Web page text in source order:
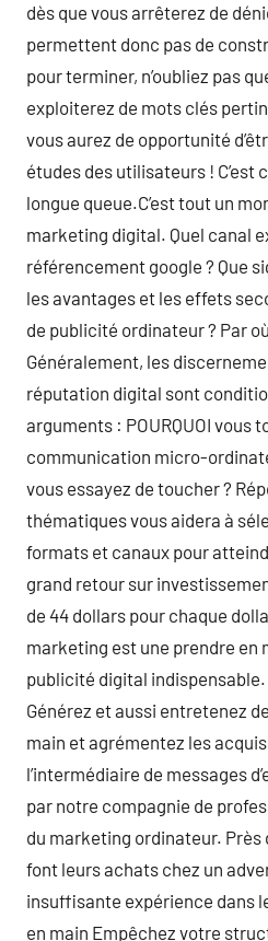
dès que vous arrêterez de
permettent donc pas de
pour terminer, n’oubliez pas
exploiterez de mots clés
vous aurez de opportunité
études des utilisateurs ! C’est
longue queue.C’est tout un
marketing digital. Quel canal
référencement google ? Que
les avantages et les effets
de publicité ordinateur ? Par
Généralement, les
réputation digital sont
arguments : POURQUOI vous
communication micro-
vous essayez de toucher ?
thématiques vous aidera à
formats et canaux pour
grand retour sur
de 44 dollars pour chaque
marketing est une prendre en
publicité digital
Générez et aussi entretenez
main et agrémentez les
l’intermédiaire de messages
par notre compagnie de
du marketing ordinateur. Près
font leurs achats chez un
insuffisante expérience dans
en main Empêchez votre